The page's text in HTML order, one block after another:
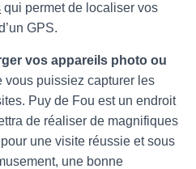
qui permet de localiser vos
GPS.
vos appareils photo ou
vous puissiez capturer les
Puy de Fou est un endroit
de réaliser de magnifiques
une visite réussie et sous
une bonne